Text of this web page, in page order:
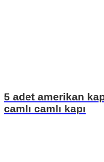
5 adet amerikan
camlı camlı kapı